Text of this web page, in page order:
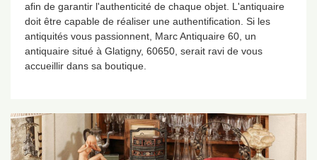
afin de garantir l'authenticité de chaque objet. L'antiquaire
doit être capable de réaliser une authentification. Si les
antiquités vous passionnent, Marc Antiquaire 60, un
antiquaire situé à Glatigny, 60650, serait ravi de vous
accueillir dans sa boutique.